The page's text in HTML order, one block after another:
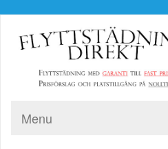
Menu